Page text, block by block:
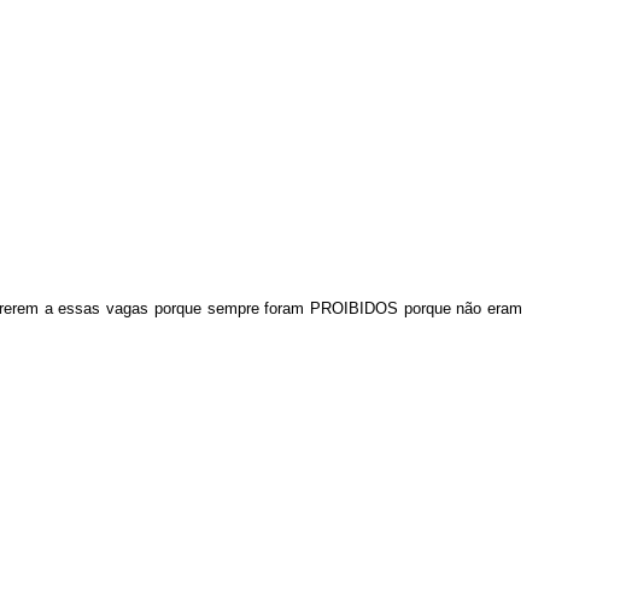
a essas vagas porque sempre foram PROIBIDOS porque não eram